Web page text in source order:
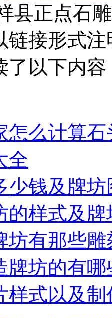
县正点石
链接形式
了以下内容
怎么计算
全
少钱及牌坊
的样式及牌
坊有那些雕
牌坊的有哪
样式以及制